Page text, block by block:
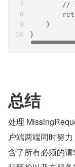
//
    }
}
总结
处理
户端两端同时努
含了所有必须的